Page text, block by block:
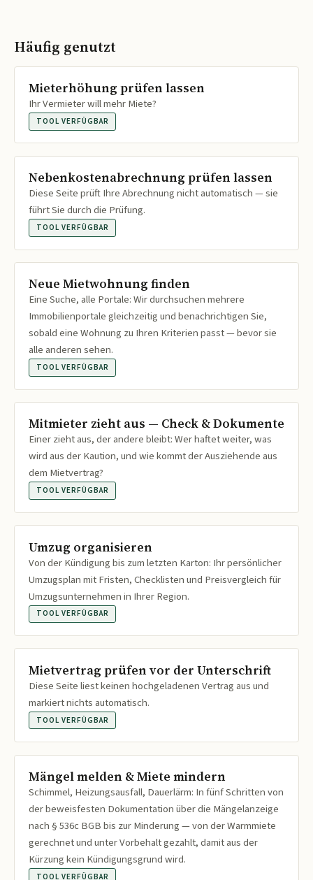
Häufig genutzt
Mieterhöhung prüfen lassen
Ihr Vermieter will mehr Miete?
TOOL VERFÜGBAR
Nebenkostenabrechnung prüfen lassen
Diese Seite prüft Ihre Abrechnung nicht automatisch — sie
führt Sie durch die Prüfung.
TOOL VERFÜGBAR
Neue Mietwohnung finden
Eine Suche, alle Portale: Wir durchsuchen mehrere
Immobilienportale gleichzeitig und benachrichtigen Sie,
sobald eine Wohnung zu Ihren Kriterien passt — bevor sie
alle anderen sehen.
TOOL VERFÜGBAR
Mitmieter zieht aus — Check & Dokumente
Einer zieht aus, der andere bleibt: Wer haftet weiter, was
wird aus der Kaution, und wie kommt der Ausziehende aus
dem Mietvertrag?
TOOL VERFÜGBAR
Umzug organisieren
Von der Kündigung bis zum letzten Karton: Ihr persönlicher
Umzugsplan mit Fristen, Checklisten und Preisvergleich für
Umzugsunternehmen in Ihrer Region.
TOOL VERFÜGBAR
Mietvertrag prüfen vor der Unterschrift
Diese Seite liest keinen hochgeladenen Vertrag aus und
markiert nichts automatisch.
TOOL VERFÜGBAR
Mängel melden & Miete mindern
Schimmel, Heizungsausfall, Dauerlärm: In fünf Schritten von
der beweisfesten Dokumentation über die Mängelanzeige
nach § 536c BGB bis zur Minderung — von der Warmmiete
gerechnet und unter Vorbehalt gezahlt, damit aus der
Kürzung kein Kündigungsgrund wird.
TOOL VERFÜGBAR